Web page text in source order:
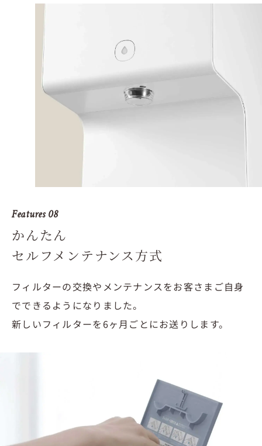
Features 08
かんたん
セルフメンテナンス方式
フィルターの交換やメンテナンスをお客さまご自身
でできるようになりました。
新しいフィルターを6ヶ月ごとにお送りします。